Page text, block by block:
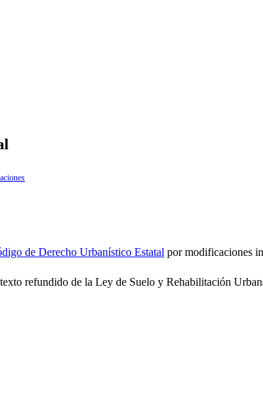
de Derecho Urbanístico Estatal por modificaciones
refundido de la Ley de Suelo y Rehabilitación